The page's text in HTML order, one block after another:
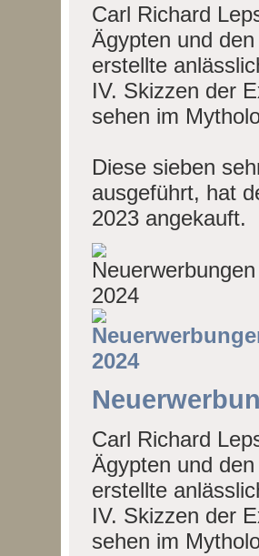
Carl Richard
Ägypten und
erstellte
IV. Skizzen der
sehen im
Diese sieben
ausgeführt, hat
2023 angekauft.
Carl Richard
Ägypten und
erstellte
IV. Skizzen der
sehen im